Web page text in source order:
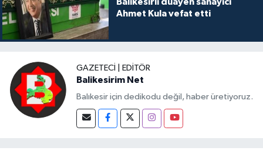
Ahmet Kula vefat etti
GAZETECI | EDITÖR
Balikesirim Net
Balıkesir için dedikodu değil, haber üretiyoruz.